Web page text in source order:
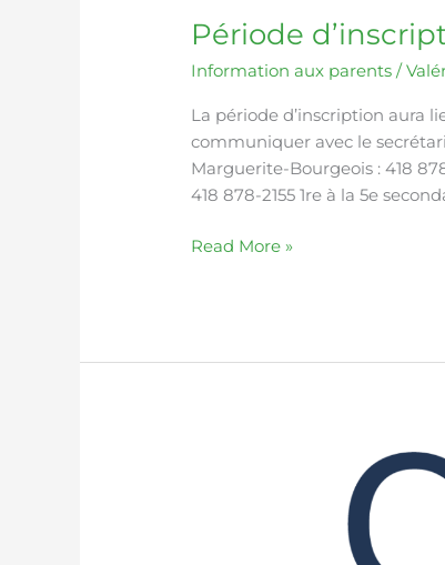
Période
Information aux parents /
La période d’inscription aura
communiquer avec le
Marguerite-Bourgeois : 418
418 878-2155 1re à la 5e
Read More »